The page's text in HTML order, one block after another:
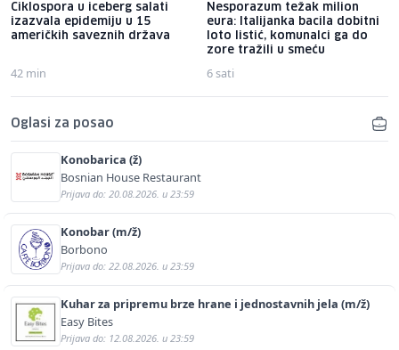
Ciklospora u iceberg salati
izazvala epidemiju u 15
američkih saveznih država
42 min
Nesporazum težak milion
eura: Italijanka bacila dobitni
loto listić, komunalci ga do
zore tražili u smeću
6 sati
Oglasi za posao
Konobarica (ž)
Bosnian House Restaurant
Prijava do: 20.08.2026. u 23:59
Konobar (m/ž)
Borbono
Prijava do: 22.08.2026. u 23:59
Kuhar za pripremu brze hrane i jednostavnih jela (m/ž)
Easy Bites
Prijava do: 12.08.2026. u 23:59